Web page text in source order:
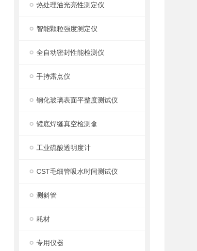
热处理油光亮性测定仪
智能颗粒强度测定仪
全自动密封性能检测仪
手持露点仪
钢化玻璃表面平整度测试仪
罐底焊缝真空检测盒
工业硫酸透明度计
CST毛细管吸水时间测试仪
测斜管
耗材
专用仪器